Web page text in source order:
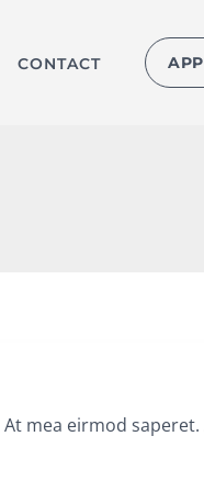
CONTACT
mea eirmod